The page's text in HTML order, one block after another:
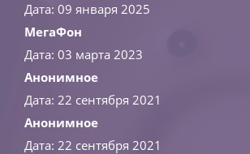
Дата: 09 января 2025
МегаФон
Дата: 03 марта 2023
Анонимное
Дата: 22 сентября 2021
Анонимное
Дата: 22 сентября 2021